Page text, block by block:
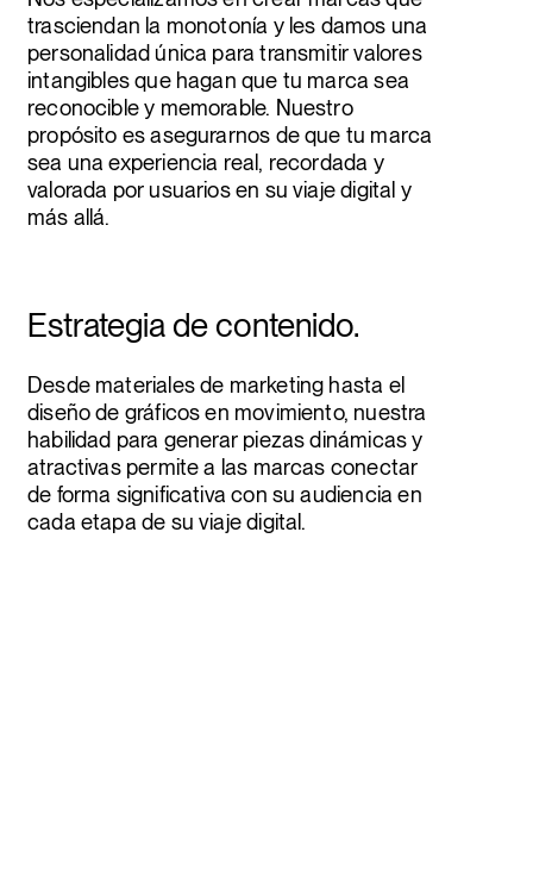
Regístrate
Puedes darte de baja en cualquier momento. Ver
Google.
privacidad de Plastic.
Estoy de acuerdo en recibir comunicaciones
de Plastic Design. Confirmo que he leído y
acepto la Política de privacidad
Política de privacidadyTérminos del servicio de
Google.
trasciendan la monotonía y les damos una
personalidad única para transmitir valores
intangibles que hagan que tu marca sea
reconocible y memorable. Nuestro
propósito es asegurarnos de que tu marca
sea una experiencia real, recordada y
valorada por usuarios en su viaje digital y
más allá.
Estrategia de contenido.
Desde materiales de marketing hasta el
diseño de gráficos en movimiento, nuestra
habilidad para generar piezas dinámicas y
atractivas permite a las marcas conectar
de forma significativa con su audiencia en
cada etapa de su viaje digital.